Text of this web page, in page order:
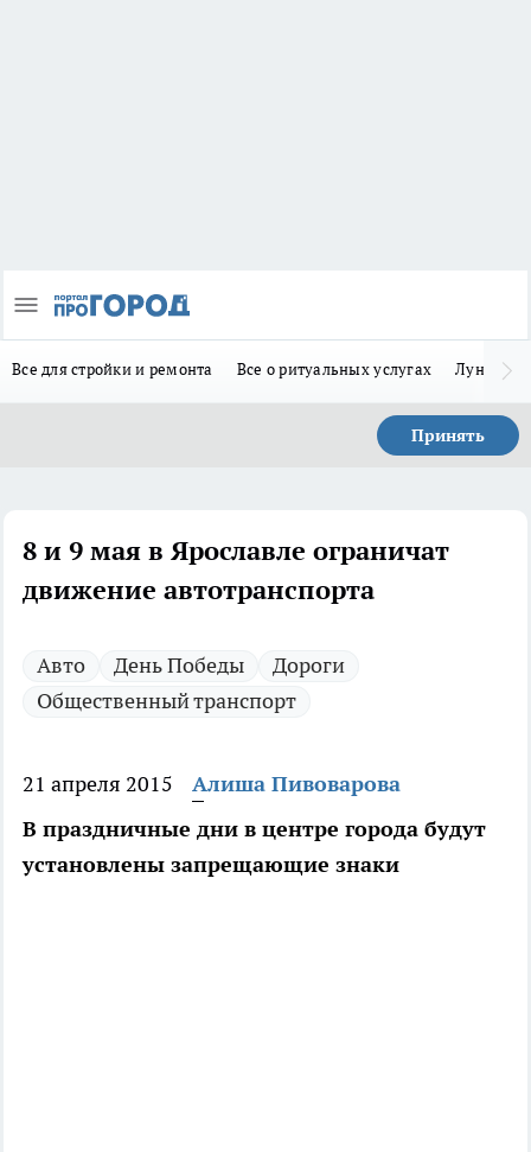
Все для стройки и ремонта Все о ритуальных услугах Лунно-
Принять
8 и 9 мая в Ярославле ограничат
движение автотранспорта
Авто День Победы
Дороги
Общественный транспорт
21 апреля 2015
Алиша Пивоварова
В праздничные дни в центре города будут
установлены запрещающие знаки